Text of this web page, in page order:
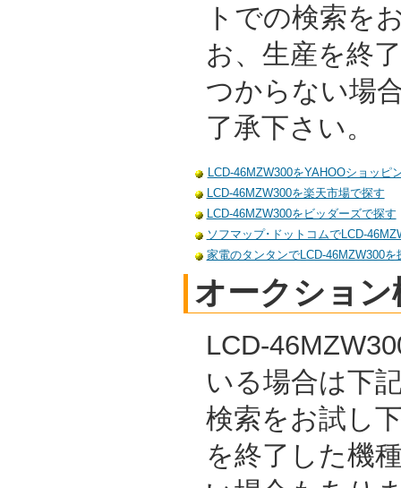
トでの検索を
お、生産を終
つからない場
了承下さい。
LCD-46MZW300をYAHOOショッピ
LCD-46MZW300を楽天市場で探す
LCD-46MZW300をビッダーズで探す
ソフマップ･ドットコムでLCD-
家電のタンタンでLCD-46MZW300を
オークション
LCD-
いる場合は下
検索をお試し
を終了した機